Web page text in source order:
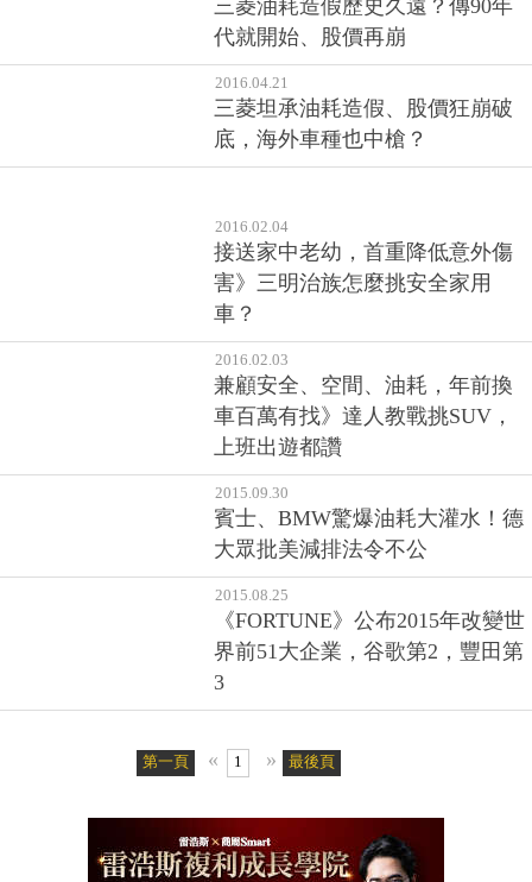
三菱油耗造假歷史久遠？傳90年
代就開始、股價再崩
2016.04.21
三菱坦承油耗造假、股價狂崩破
底，海外車種也中槍？
2016.02.04
接送家中老幼，首重降低意外傷
害》三明治族怎麼挑安全家用
車？
2016.02.03
兼顧安全、空間、油耗，年前換
車百萬有找》達人教戰挑SUV，
上班出遊都讚
2015.09.30
賓士、BMW驚爆油耗大灌水！德
大眾批美減排法令不公
2015.08.25
《FORTUNE》公布2015年改變世
界前51大企業，谷歌第2，豐田第
3
第一頁 « 1 » 最後頁